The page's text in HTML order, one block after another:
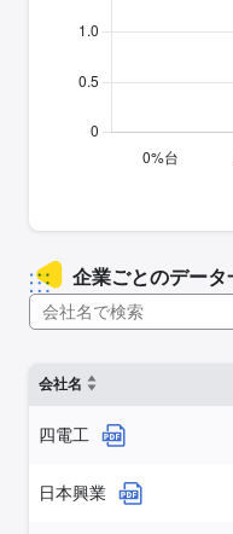
企業ごとのデータ
会社名
四電工
日本興業